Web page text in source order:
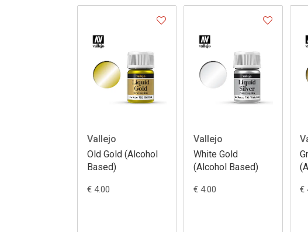
Vallejo
Old Gold (Alcohol
Based)
€ 4.00
Vallejo
White Gold
(Alcohol Based)
€ 4.00 €